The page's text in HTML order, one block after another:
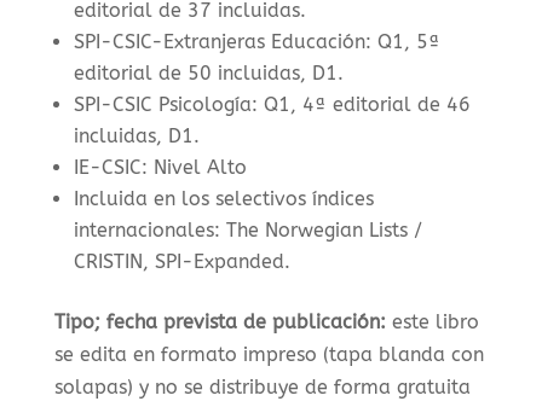
editorial de 37 incluidas.
SPI-CSIC-Extranjeras Educación: Q1, 5ª
editorial de 50 incluidas, D1.
SPI-CSIC Psicología: Q1, 4ª editorial de 46
incluidas, D1.
IE-CSIC: Nivel Alto
Incluida en los selectivos índices
internacionales: The Norwegian Lists /
CRISTIN, SPI-Expanded.
Tipo; fecha prevista de publicación: este libro
se edita en formato impreso (tapa blanda con
solapas) y no se distribuye de forma gratuita